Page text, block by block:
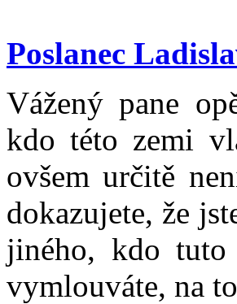
Poslanec
Vážený pane
kdo této zemi
ovšem určitě
dokazujete, že
jiného, kdo
vymlouváte, na